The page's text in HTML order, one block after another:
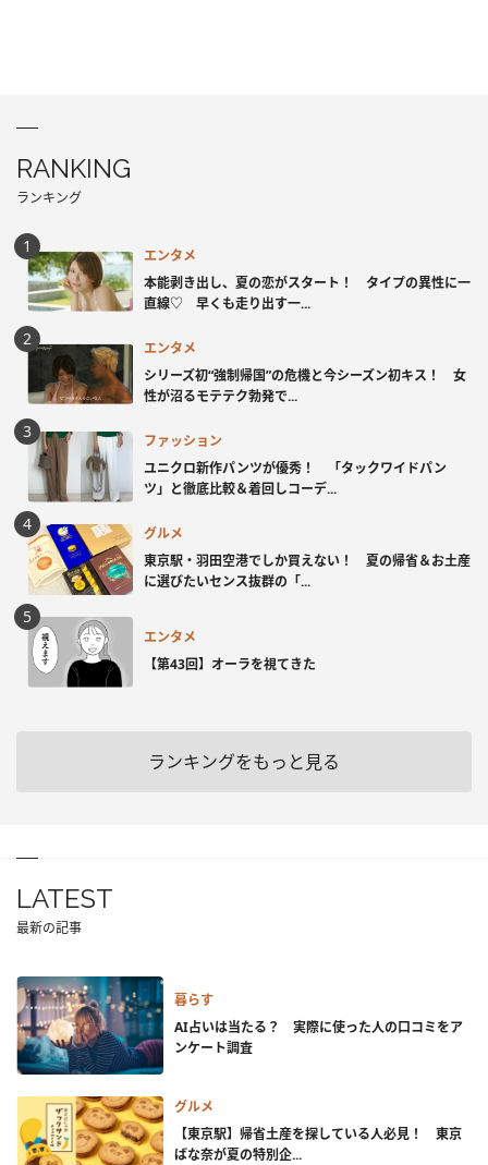
RANKING
ランキング
エンタメ
本能剥き出し、夏の恋がスタート！ タイプの異性に一
直線♡ 早くも走り出す一...
エンタメ
シリーズ初“強制帰国”の危機と今シーズン初キス！ 女
性が沼るモテテク勃発で...
ファッション
ユニクロ新作パンツが優秀！ 「タックワイドパン
ツ」と徹底比較＆着回しコーデ...
グルメ
東京駅・羽田空港でしか買えない！ 夏の帰省＆お土産
に選びたいセンス抜群の「...
エンタメ
【第43回】オーラを視てきた
ランキングをもっと見る
LATEST
最新の記事
暮らす
AI占いは当たる？ 実際に使った人の口コミをア
ンケート調査
グルメ
【東京駅】帰省土産を探している人必見！ 東京
ばな奈が夏の特別企...